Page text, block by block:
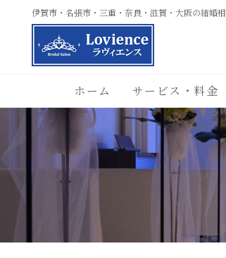
伊賀市・名張市・三重・奈良・滋賀・大阪の結婚
ホーム サービス・料金